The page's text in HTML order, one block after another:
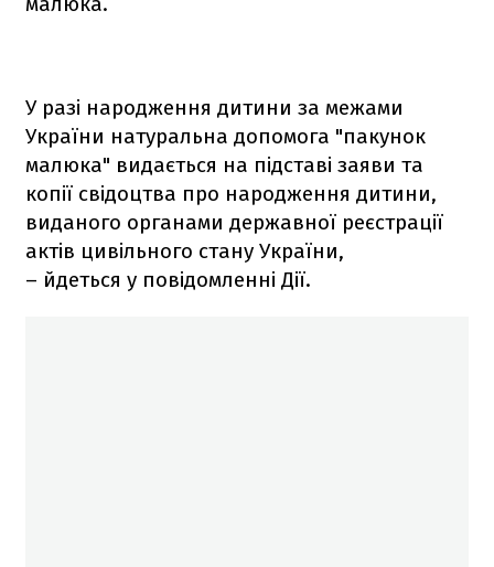
У разі народження дитини за межами
України натуральна допомога "пакунок
малюка" видається на підставі заяви та
копії свідоцтва про народження дитини,
виданого органами державної реєстрації
актів цивільного стану України,
– йдеться у повідомленні Дії.